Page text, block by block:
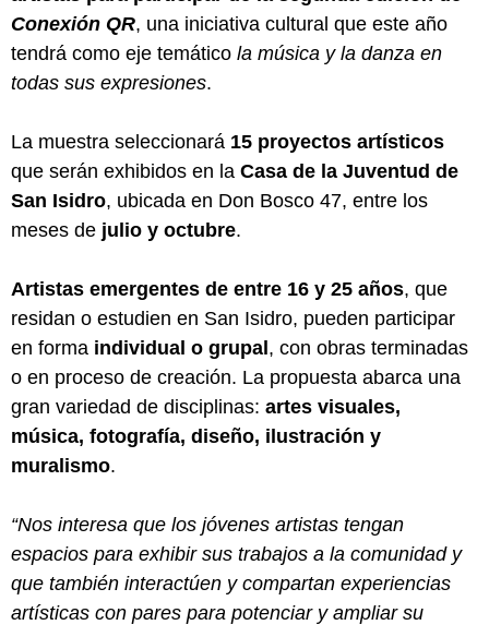
Conexión QR, una iniciativa cultural que este año
tendrá como eje temático la música y la danza en
todas sus expresiones.
La muestra seleccionará 15 proyectos artísticos
que serán exhibidos en la Casa de la Juventud de
San Isidro, ubicada en Don Bosco 47, entre los
meses de julio y octubre.
Artistas emergentes de entre 16 y 25 años, que
residan o estudien en San Isidro, pueden participar
en forma individual o grupal, con obras terminadas
o en proceso de creación. La propuesta abarca una
gran variedad de disciplinas: artes visuales,
música, fotografía, diseño, ilustración y
muralismo.
“Nos interesa que los jóvenes artistas tengan
espacios para exhibir sus trabajos a la comunidad y
que también interactúen y compartan experiencias
artísticas con pares para potenciar y ampliar su